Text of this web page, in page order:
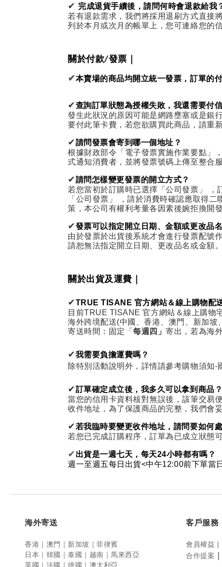
✔ 完成退貨手續後，請問何時會退款給我
若有退款需求，我們將採用退刷方式直接
列於本月或次月的帳單上，您可連絡您的
關於付款/發票
✔本賣場的商品均開立統一發票，訂單的
✔查詢訂單狀態為授權失敗，我還需要付
發生此狀況的原因可能是網路壅塞或是銀
要付此筆卡費，若您欲購買此商品，請重新
✔請問發票會寄到哪一個地址？
根據財政部令「電子發票實施作業要點」
式通知消費者，並將發票號碼上傳至整合
✔請問怎樣變更發票的開立方式？
若您當初於訂購時已選擇「公司發票」
「公司發票」 ，請於消費時確認應取得
策，本公司有權利考量各因素後婉拒換開
✔發票可以指定開立日期、金額或更改品
由於發票於出貨後系統才會進行發票配號
請恕無法指定開立日期、更改品名或金額。
關於出貨及運費
✔TRUE TISANE 官方網站＆線上購物配
目前TRUE TISANE 官方網站＆線上購物
海外跨境配送(中國、香港、澳門、新加
寄送時間：固定「每週四」寄出，若為海
✔我需要負擔運費嗎？
除特別活動說明外， 詳情請參考購物須知-
✔訂單確定成立後，我多久可以拿到商品？
當您的信用卡資料核對無誤後，該筆交易
收件地址，為了保護商品的完整，我們會
✔若我臨時要變更收件地址，請問要如何
若您已完成訂購程序，訂單為已成立狀態
✔ 出貨是一週七天，每天24小時都有嗎？
週一至週五每日出貨<中午12:00前下單當
海外寄送
香港｜澳門｜新加坡
｜菲律賓
日本｜韓國｜泰國｜越南 ｜馬來西亞
英國｜法國｜德國｜澳大利亞
客戶服務
會員權益
合作提案